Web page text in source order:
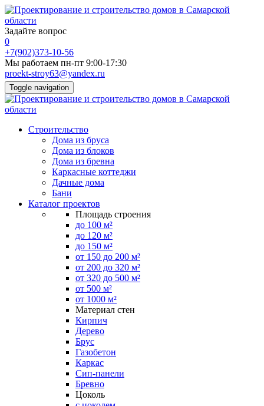
Задайте вопрос
0
+7(902)373-10-56
Мы работаем пн-пт 9:00-17:30
proekt-stroy63@yandex.ru
Toggle navigation
Строительство
Дома из бруса
Дома из блоков
Дома из бревна
Каркасные коттеджи
Дачные дома
Бани
Каталог проектов
Площадь строения
до 100 м²
до 120 м²
до 150 м²
от 150 до 200 м²
от 200 до 320 м²
от 320 до 500 м²
от 500 м²
от 1000 м²
Материал стен
Кирпич
Дерево
Брус
Газобетон
Каркас
Сип-панели
Бревно
Цоколь